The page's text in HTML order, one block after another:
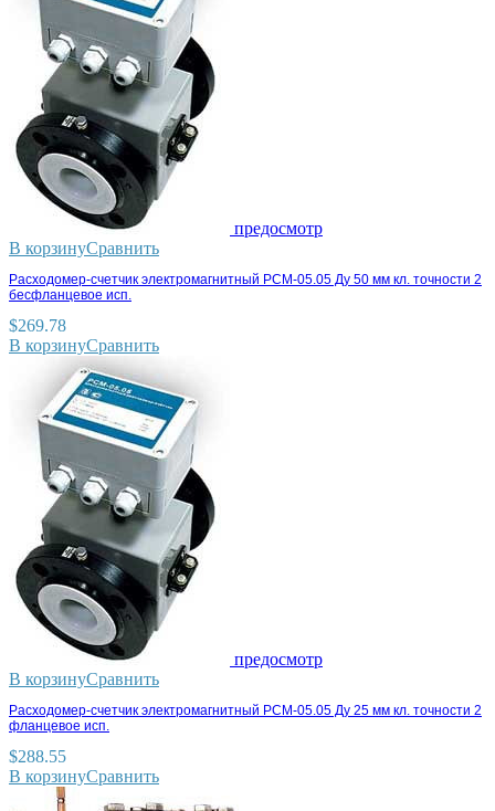
предосмотр
В корзинуСравнить
Расходомер-счетчик электромагнитный РСМ-05.05 Ду 50 мм кл. точности 2
бесфланцевое исп.
$269.78
В корзинуСравнить
предосмотр
В корзинуСравнить
Расходомер-счетчик электромагнитный РСМ-05.05 Ду 25 мм кл. точности 2
фланцевое исп.
$288.55
В корзинуСравнить